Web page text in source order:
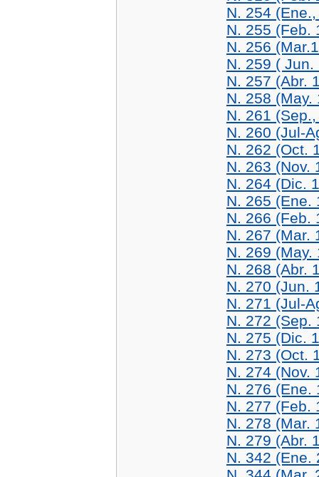
N. 254
N. 255 (Feb.
N. 256
N. 259 ( Jun.
N. 257 (Abr.
N. 258 (May.
N. 261
N. 260 (Jul-
N. 262 (Oct.
N. 263 (Nov.
N. 264 (Dic.
N. 265 (Ene.
N. 266 (Feb.
N. 267 (Mar.
N. 269 (May.
N. 268 (Abr.
N. 270 (Jun.
N. 271 (Jul-
N. 272 (Sep.
N. 275 (Dic.
N. 273 (Oct.
N. 274 (Nov.
N. 276 (Ene.
N. 277 (Feb.
N. 278 (Mar.
N. 279 (Abr.
N. 342 (Ene.